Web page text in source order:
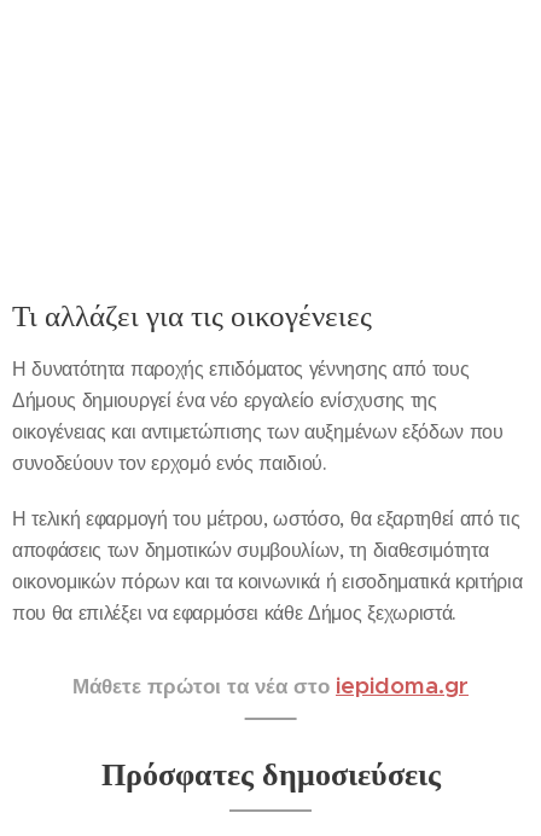
Τι αλλάζει για τις οικογένειες
Η δυνατότητα παροχής επιδόματος γέννησης από τους
Δήμους δημιουργεί ένα νέο εργαλείο ενίσχυσης της
οικογένειας και αντιμετώπισης των αυξημένων εξόδων που
συνοδεύουν τον ερχομό ενός παιδιού.
Η τελική εφαρμογή του μέτρου, ωστόσο, θα εξαρτηθεί από τις
αποφάσεις των δημοτικών συμβουλίων, τη διαθεσιμότητα
οικονομικών πόρων και τα κοινωνικά ή εισοδηματικά κριτήρια
που θα επιλέξει να εφαρμόσει κάθε Δήμος ξεχωριστά.
Μάθετε πρώτοι τα νέα στο iepidoma.gr
Πρόσφατες δημοσιεύσεις